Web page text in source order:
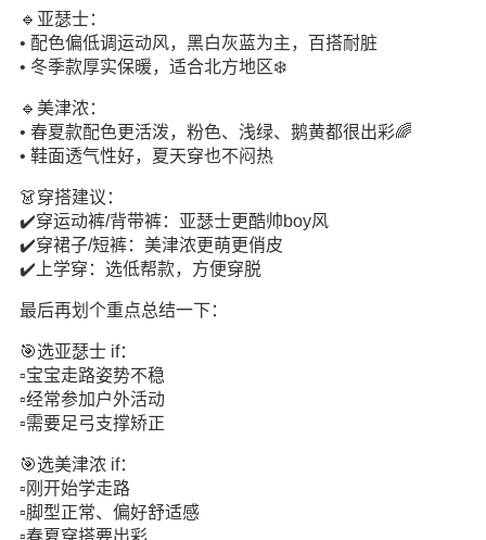
🔹亚瑟士：
• 配色偏低调运动风，黑白灰蓝为主，百搭耐脏
• 冬季款厚实保暖，适合北方地区❄️
🔹美津浓：
• 春夏款配色更活泼，粉色、浅绿、鹅黄都很出彩🌈
• 鞋面透气性好，夏天穿也不闷热
👗穿搭建议：
✔️穿运动裤/背带裤：亚瑟士更酷帅boy风
✔️穿裙子/短裤：美津浓更萌更俏皮
✔️上学穿：选低帮款，方便穿脱
最后再划个重点总结一下：
🎯选亚瑟士 if：
▫️宝宝走路姿势不稳
▫️经常参加户外活动
▫️需要足弓支撑矫正
🎯选美津浓 if：
▫️刚开始学走路
▫️脚型正常、偏好舒适感
▫️春夏穿搭要出彩